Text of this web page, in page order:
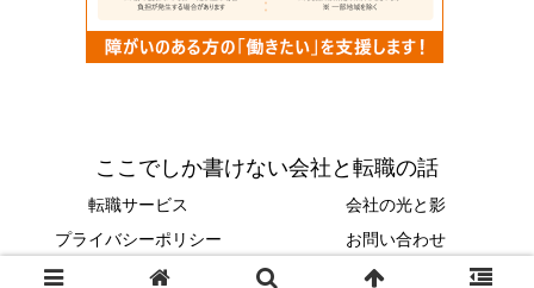
ここでしか書けない会社と転職の話
転職サービス
会社の光と影
プライバシーポリシー
お問い合わせ
© 2023 ここでしか書けない会社と転職の話.